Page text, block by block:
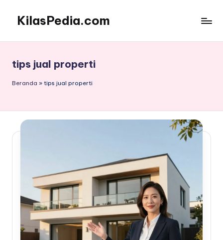
content
KilasPedia.com
Terdepan
tips jual properti
Beranda » tips jual properti